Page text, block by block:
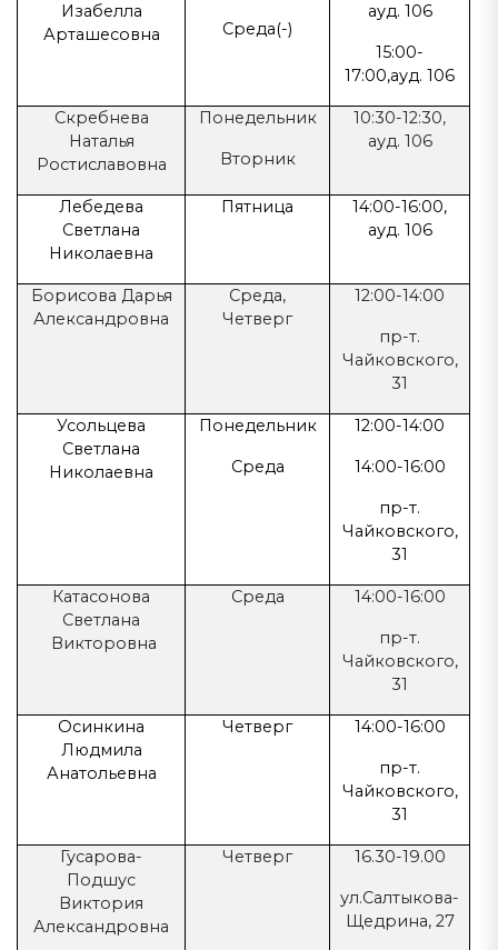
Изабелла
Арташесовна
Среда(-)
ауд. 106
15:00-
17:00,ауд. 106
Скребнева
Наталья
Ростиславовна
Понедельник
Вторник
10:30-12:30,
ауд. 106
Лебедева
Светлана
Николаевна
Пятница
14:00-16:00,
ауд. 106
Борисова Дарья
Александровна
Среда,
Четверг
12:00-14:00
пр-т.
Чайковского,
31
Усольцева
Светлана
Николаевна
Понедельник
Среда
12:00-14:00
14:00-16:00
пр-т.
Чайковского,
31
Катасонова
Светлана
Викторовна
Среда 14:00-16:00
пр-т.
Чайковского,
31
Осинкина
Людмила
Анатольевна
Четверг 14:00-16:00
пр-т.
Чайковского,
31
Гусарова-
Подшус
Виктория
Александровна
Четверг 16.30-19.00
ул.Салтыкова-
Щедрина, 27